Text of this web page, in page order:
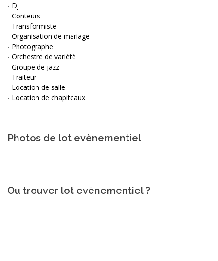
- DJ
- Conteurs
- Transformiste
- Organisation de mariage
- Photographe
- Orchestre de variété
- Groupe de jazz
- Traiteur
- Location de salle
- Location de chapiteaux
Photos de lot evènementiel
Ou trouver lot evènementiel ?